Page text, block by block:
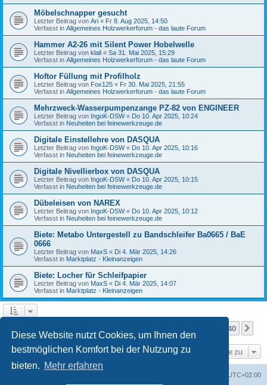
Diese Website nutzt Cookies, um Ihnen den
bestmöglichen Komfort bei der Nutzung zu
bieten. Mehr erfahren
Möbelschnapper gesucht
Letzter Beitrag von Ari « Fr 8. Aug 2025, 14:50
Verfasst in Allgemeines Holzwerkerforum - das laute Forum
Hammer A2-26 mit Silent Power Hobelwelle
Letzter Beitrag von klali « Sa 31. Mai 2025, 15:29
Verfasst in Allgemeines Holzwerkerforum - das laute Forum
Hoftor Füllung mit Profilholz
Letzter Beitrag von Fox125 « Fr 30. Mai 2025, 21:55
Verfasst in Allgemeines Holzwerkerforum - das laute Forum
Mehrzweck-Wasserpumpenzange PZ-82 von ENGINEER
Letzter Beitrag von IngoK-DSW« Do 10. Apr 2025, 10:24
Verfasst in Neuheiten bei feinewerkzeuge.de
Digitale Einstellehre von DASQUA
Letzter Beitrag von IngoK-DSW« Do 10. Apr 2025, 10:16
Verfasst in Neuheiten bei feinewerkzeuge.de
Digitale Nivellierbox von DASQUA
Letzter Beitrag von IngoK-DSW« Do 10. Apr 2025, 10:15
Verfasst in Neuheiten bei feinewerkzeuge.de
Dübeleisen von NAREX
Letzter Beitrag von IngoK-DSW« Do 10. Apr 2025, 10:12
Verfasst in Neuheiten bei feinewerkzeuge.de
Biete: Metabo Untergestell zu Bandschleifer Ba0665 / BaE
0666
Letzter Beitrag von MaxS « Di 4. Mär 2025, 14:26
Verfasst in Marktplatz - Kleinanzeigen
Biete: Locher für Schleifpapier
Letzter Beitrag von MaxS « Di 4. Mär 2025, 14:07
Verfasst in Marktplatz - Kleinanzeigen
40
Gehe zu
UTC+02:00